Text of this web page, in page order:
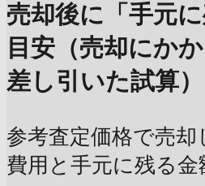
売却後に「手元
目安（売却にか
差し引いた試算）
参考査定価格で売却
費用と手元に残る金